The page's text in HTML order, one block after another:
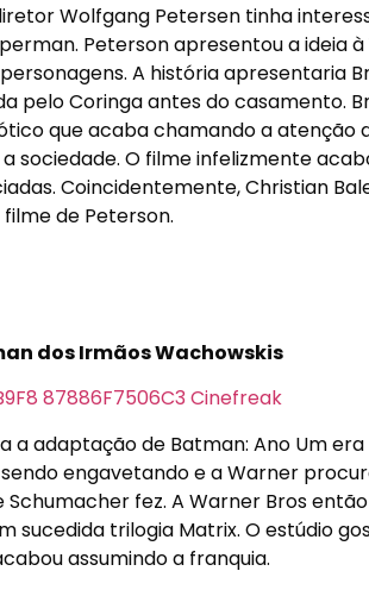
Wolfgang Petersen tinha
Peterson apresentou a ideia
A história apresentaria
pelo Coringa antes do casamento.
que acaba chamando a atenção
sociedade. O filme infelizmente
Coincidentemente, Christian
de Peterson.
dos Irmãos Wachowskis
adaptação de Batman: Ano Um
engavetando e a Warner
fez. A Warner Bros
sucedida trilogia Matrix. O estúdio
assumindo a franquia.